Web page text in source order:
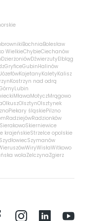
BochniaBolesław
WielkieChybieCiechanów
DzierżoniówDźwierzutyElbląg
GryficeGubinHalinów
JózefówKajetanyKaletyKalisz
Kostrzyn nad odrą
Lubin
MławaMotyczMrągowo
OlkuszOlsztynOlsztynek
Piekary śląskiePilzno
RadziejówRadzionków
SierakowoSkierniewice
krajeńskieStrzelce opolskie
SzydłowiecSzymanów
WiryWisłaWitkowo
wolaZelczynaZgierz